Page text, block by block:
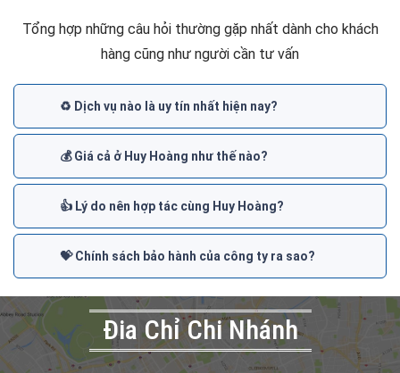
Tổng hợp những câu hỏi thường gặp nhất dành cho khách
hàng cũng như người cần tư vấn
♻️ Dịch vụ nào là uy tín nhất hiện nay?
💰 Giá cả ở Huy Hoàng như thế nào?
👍 Lý do nên hợp tác cùng Huy Hoàng?
💝 Chính sách bảo hành của công ty ra sao?
Đia Chỉ Chi Nhánh